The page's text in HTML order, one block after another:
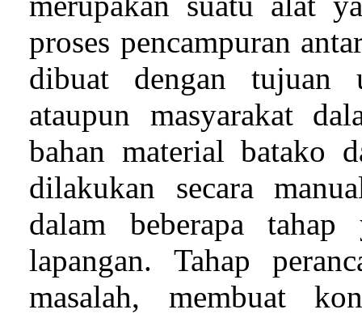
proses pencampuran
dibuat dengan tujuan
ataupun masyarakat
bahan material batako
dilakukan secara
dalam beberapa
lapangan. Tahap
masalah, membuat